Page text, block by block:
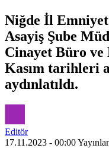
Niğde İl
Asayiş Şube
Cinayet Büro
Kasım tarihleri
aydınlatıldı.
Editör
17.11.2023 - 00:00